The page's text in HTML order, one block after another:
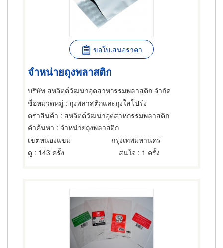
ขอใบเสนอราคา
จำหน่ายถุงพลาสติก
บริษัท สหจิตต์วัฒนาอุตสาหกรรมพลาสติก จำกัด
ชื่อหมวดหมู่ : ถุงพลาสติกและถุงใสโปร่ง
ตราสินค้า : สหจิตต์วัฒนาอุตสาหกรรมพลาสติก
คำค้นหา : จำหน่ายถุงพลาสติก
เขตหนองแขม
กรุงเทพมหานคร
ดู : 143 ครั้ง สนใจ : 1 ครั้ง